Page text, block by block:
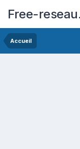
Free-
Accueil